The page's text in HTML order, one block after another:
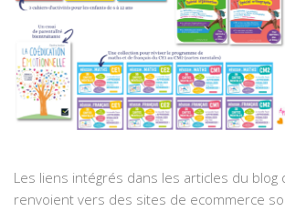
Les liens intégrés dans les articles du blog
renvoient vers des sites de ecommerce